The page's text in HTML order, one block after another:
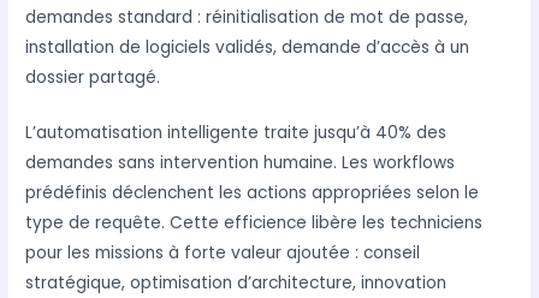
demandes standard : réinitialisation de mot de passe,
installation de logiciels validés, demande d’accès à un
dossier partagé.
L’automatisation intelligente traite jusqu’à 40% des
demandes sans intervention humaine. Les workflows
prédéfinis déclenchent les actions appropriées selon le
type de requête. Cette efficience libère les techniciens
pour les missions à forte valeur ajoutée : conseil
stratégique, optimisation d’architecture, innovation